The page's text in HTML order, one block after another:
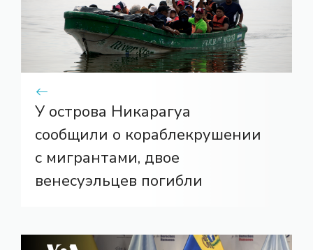
У острова Никарагуа
сообщили о кораблекрушении
с мигрантами, двое
венесуэльцев погибли